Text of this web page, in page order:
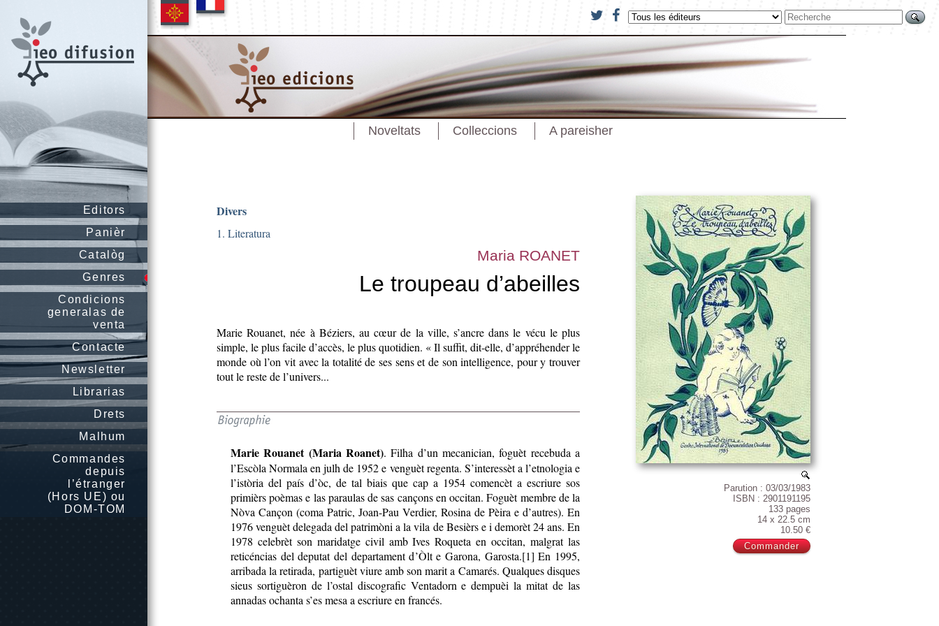
Editors
Panièr
Catalòg
Genres
Condicions
generalas de
venta
Contacte
Newsletter
Librarias
Drets
Malhum
Commandes
depuis
l’étranger
(Hors UE) ou
DOM-TOM
Noveltats Colleccions A pareisher
Parution : 03/03/1983
ISBN : 2901191195
133 pages
14 x 22.5 cm
10.50 €
Divers
1. Literatura
Maria ROANET
Le troupeau d’abeilles
Marie Rouanet, née à Béziers, au cœur de la ville, s’ancre dans le vécu le plus
simple, le plus facile d’accès, le plus quotidien. « Il suffit, dit-elle, d’appréhender le
monde où l’on vit avec la totalité de ses sens et de son intelligence, pour y trouver
tout le reste de l’univers...
Marie Rouanet (Maria Roanet). Filha d’un mecanician, foguèt recebuda a
l’Escòla Normala en julh de 1952 e venguèt regenta. S’interessèt a l’etnologia e
l’istòria del país d’òc, de tal biais que cap a 1954 comencèt a escriure sos
primièrs poèmas e las paraulas de sas cançons en occitan. Foguèt membre de la
Nòva Cançon (coma Patric, Joan-Pau Verdier, Rosina de Pèira e d’autres). En
1976 venguèt delegada del patrimòni a la vila de Besièrs e i demorèt 24 ans. En
1978 celebrèt son maridatge civil amb Ives Roqueta en occitan, malgrat las
reticéncias del deputat del departament d’Òlt e Garona, Garosta.[1] En 1995,
arribada la retirada, partiguèt viure amb son marit a Camarés. Qualques disques
sieus sortiguèron de l’ostal discografic Ventadorn e dempuèi la mitat de las
annadas ochanta s’es mesa a escriure en francés.